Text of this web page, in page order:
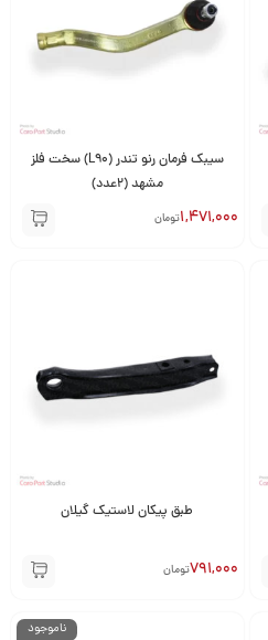
سیبک فرمان رنو تندر (L90) سخت فلز
مشهد (2عدد)
1,471,000تومان
طبق پیکان لاستیک گیلان
791,000تومان
ناموجود